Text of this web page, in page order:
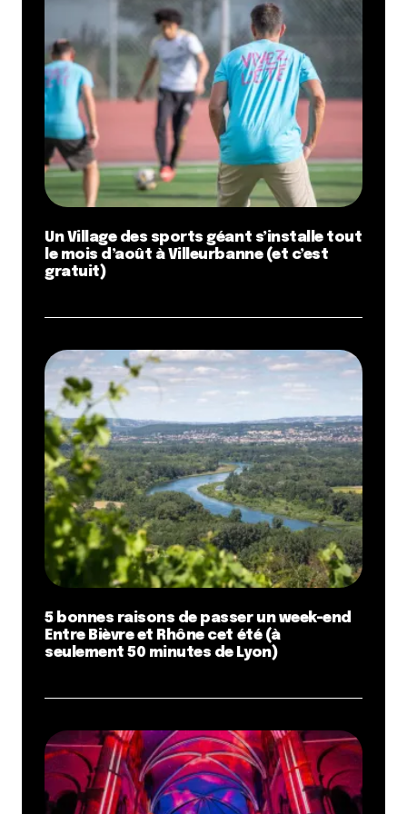
venissieux.fr/actualites/reconstruction-du-
centre-nautique-intercommunal-quatre-cabinets-
darchitecture-sur-les-plots-8609/
Répondre
3 x 33 = 99, soit 100 à 1 vache près
Mais je reconnais que c’est étrange et perturbant
Anthony
10 avril 2013 à 14 h 47 min
Répondre
grandes villes de France on ne puisse pas nager le
dimanche après-midi …
Parker
Répondre
Bon je suis d’accord sur les commentaires. Loin
devant Etienne Gagnaire qui a des horaires plus
souples que Vaise et les bassins extérieurs ouverts
de mai à début octobre tout de même.
Et puis on a oublié Bron, belle piscine, entrée un peu
chère mais pas trop de monde sur les lignes de 50
mètres.
Sinon en conclusion: trop peu de piscine pour cette
piscine à La Confluence (demandée mais pas encore
fonctionnement…)
Chemtob
11 avril 2013 à 15 h 01 min
Répondre
Un Village des sports géant s’installe tout
le mois d’août à Villeurbanne (et c’est
gratuit)
5 bonnes raisons de passer un week-end
Entre Bièvre et Rhône cet été (à
seulement 50 minutes de Lyon)